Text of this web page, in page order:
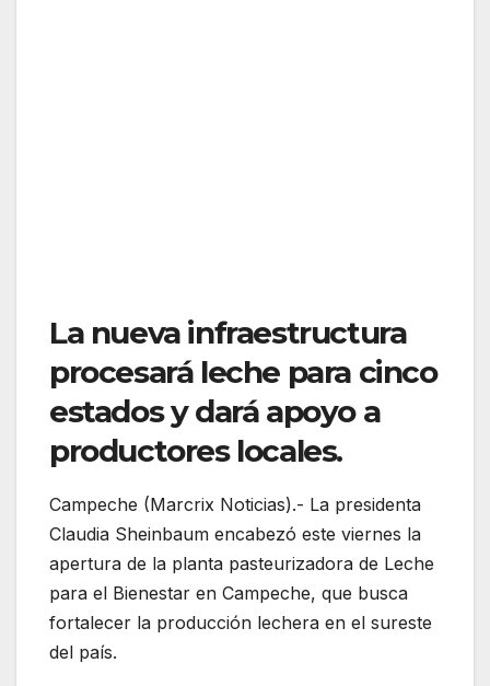
La nueva infraestructura
procesará leche para cinco
estados y dará apoyo a
productores locales.
Campeche (Marcrix Noticias).- La presidenta
Claudia Sheinbaum encabezó este viernes la
apertura de la planta pasteurizadora de Leche
para el Bienestar en Campeche, que busca
fortalecer la producción lechera en el sureste
del país.